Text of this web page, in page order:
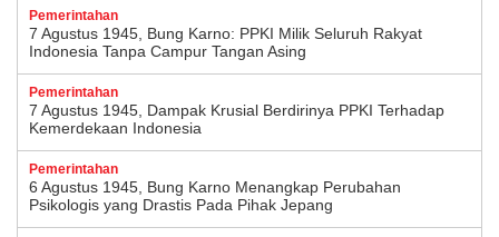
Pemerintahan
7 Agustus 1945, Bung Karno: PPKI Milik Seluruh Rakyat
Indonesia Tanpa Campur Tangan Asing
Pemerintahan
7 Agustus 1945, Dampak Krusial Berdirinya PPKI Terhadap
Kemerdekaan Indonesia
Pemerintahan
6 Agustus 1945, Bung Karno Menangkap Perubahan
Psikologis yang Drastis Pada Pihak Jepang